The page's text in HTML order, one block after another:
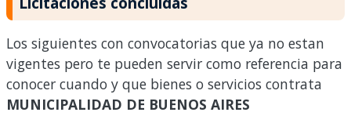
Los siguientes con convocatorias que ya no estan
vigentes pero te pueden servir como referencia para
conocer cuando y que bienes o servicios contrata
MUNICIPALIDAD DE BUENOS AIRES